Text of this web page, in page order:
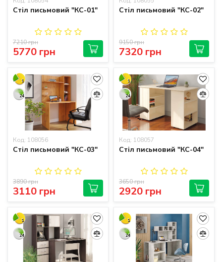
Стіл письмовий "КС-01"
5770 грн
7210 грн
Стіл письмовий "КС-02"
7320 грн
9150 грн
1
24
Код: 108056
Стіл письмовий "КС-03"
3110 грн
3890 грн
1
24
Код: 108057
Стіл письмовий "КС-04"
2920 грн
3650 грн
1
24
1
24